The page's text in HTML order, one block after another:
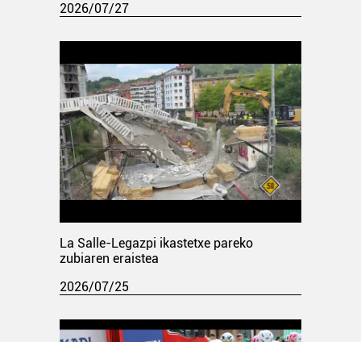
2026/07/27
La Salle-Legazpi ikastetxe pareko
zubiaren eraistea
2026/07/25